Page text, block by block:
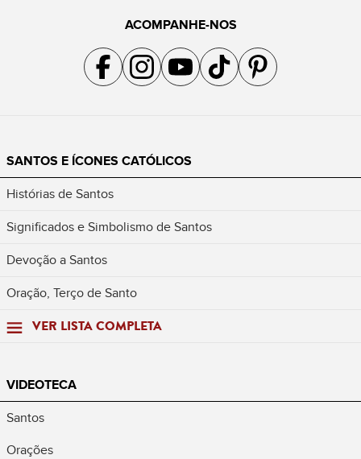
ACOMPANHE-NOS
Acompanhe a gente no Facebook
Acompanhe a gente no Instagram
Acompanhe a gente no YouTube
Acompanhe a gente no TikTok
Acompanhe a gente no
SANTOS E ÍCONES CATÓLICOS
Histórias de Santos
Significados e Simbolismo de Santos
Devoção a Santos
Oração, Terço de Santo
VER LISTA COMPLETA
VIDEOTECA
Santos
Orações